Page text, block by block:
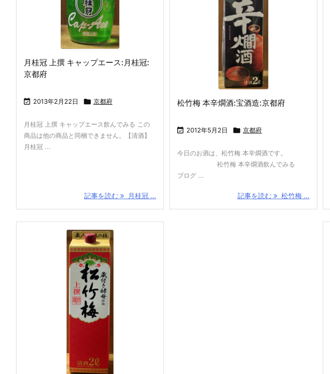
月桂冠 上撰 キャップエース:月桂冠:
京都府
 2013年2月22日  京都府
月桂冠 上撰 キャップエース飲んでみる この
商品は他の商品と同梱できません。【清酒】
月桂冠 ...
記事を読む 月桂冠 ...
松竹梅 本辛燗酒:宝酒造:京都府
 2012年5月2日  京都府
今日のお酒は、松竹梅 本辛燗酒です。
松竹梅 本辛燗酒飲んでみる
ブログ ...
記事を読む 松竹梅 ...